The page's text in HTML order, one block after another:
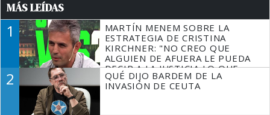
MÁS LEÍDAS
1
MARTÍN MENEM SOBRE LA
ESTRATEGIA DE CRISTINA
KIRCHNER: "NO CREO QUE
ALGUIEN DE AFUERA LE PUEDA
DECIR A LA JUSTICIA LO QUE
TIENE QUE HACER"
2
QUÉ DIJO BARDEM DE LA
INVASIÓN DE CEUTA